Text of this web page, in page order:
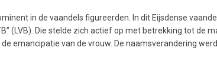
in de vaandels figureerden. In dit Eijsdense
(LVB). Die stelde zich actief op met betrekking tot de
emancipatie van de vrouw. De naamsverandering